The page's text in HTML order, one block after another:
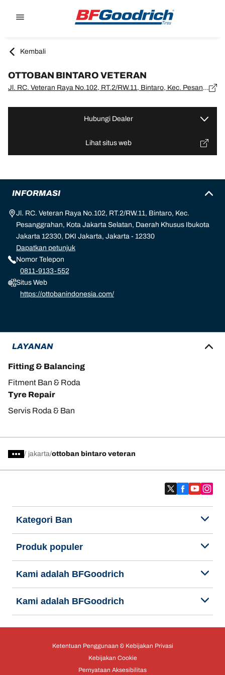
Kembali
OTTOBAN BINTARO VETERAN
Jl. RC. Veteran Raya No.102, RT.2/RW.11, Bintaro, Kec. Pesanggrahan, Kota Jakarta Selatan, Daerah Khusus Ibukota Jakarta 12330, DKI Jakarta, Jakarta - 12330
Hubungi Dealer
Lihat situs web
INFORMASI
Jl. RC. Veteran Raya No.102, RT.2/RW.11, Bintaro, Kec.
Pesanggrahan, Kota Jakarta Selatan, Daerah Khusus Ibukota
Jakarta 12330, DKI Jakarta, Jakarta - 12330
Dapatkan petunjuk
Nomor Telepon
0811-9133-552
Situs Web
https://ottobanindonesia.com/
LAYANAN
Fitting & Balancing
Fitment Ban & Roda
Tyre Repair
Servis Roda & Ban
/ jakarta ottoban bintaro veteran
Kategori Ban
Produk populer
Kami adalah BFGoodrich
Kami adalah BFGoodrich
Ketentuan Penggunaan & Kebijakan Privasi
Kebijakan Cookie
Pernyataan Aksesibilitas